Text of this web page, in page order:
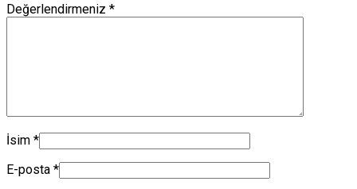
Değerlendirmeniz *
İsim *
E-posta *